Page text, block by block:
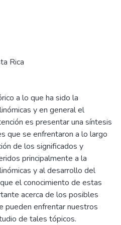
Rica
a lo que ha sido la
y en general el
es presentar una síntesis
que se enfrentaron a lo largo
de los significados y
principalmente a la
y al desarrollo del
el conocimiento de estas
acerca de los posibles
pueden enfrentar nuestros
de tales tópicos.